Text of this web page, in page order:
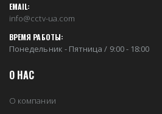
EMAIL:
info@cctv-ua.com
ВРЕМЯ РАБОТЫ:
Понедельник - Пятница / 9:00 - 18:00
О НАС
О компании